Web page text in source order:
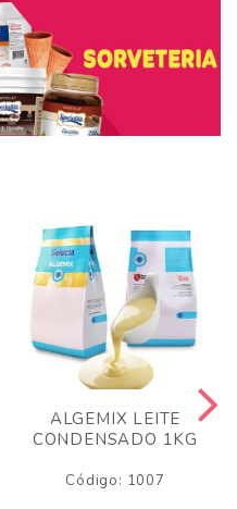
ALGEMIX LEITE
CONDENSADO 1KG
Código: 1007